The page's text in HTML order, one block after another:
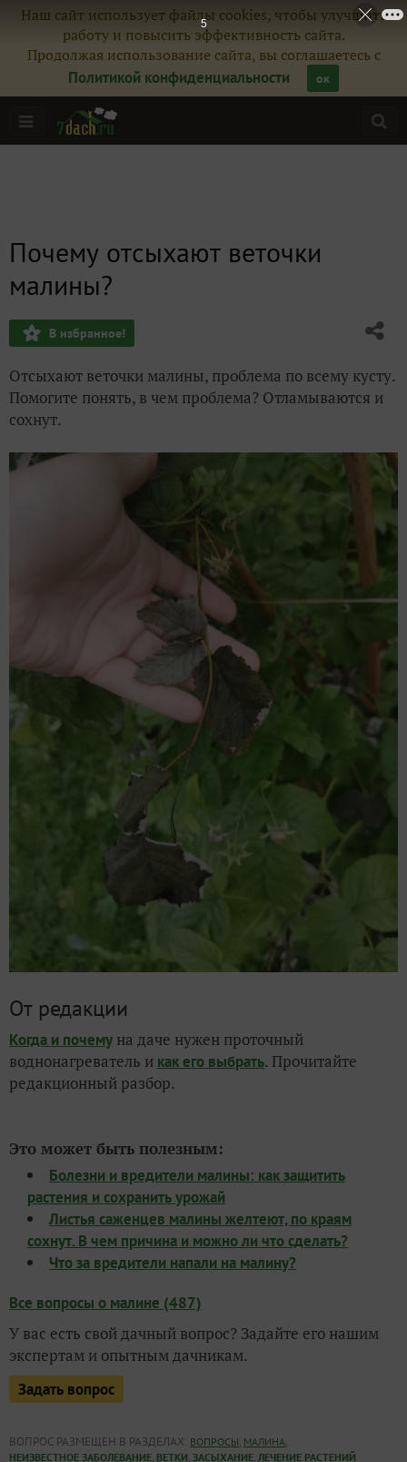
Наш сайт использует файлы cookies, чтобы улучшить
работу и повысить эффективность сайта.
Продолжая использование сайта, вы соглашаетесь с
Политикой конфиденциальности
ок
Почему отсыхают веточки
малины?
В избранное!
Отсыхают веточки малины, проблема по всему кусту.
Помогите понять, в чем проблема? Отламываются и
сохнут.
От редакции
Когда и почему на даче нужен проточный
воднонагреватель и как его выбрать. Прочитайте
редакционный разбор.
Это может быть полезным:
Болезни и вредители малины: как защитить
растения и сохранить урожай
Листья саженцев малины желтеют, по краям
сохнут. В чем причина и можно ли что сделать?
Что за вредители напали на малину?
Все вопросы о малине (487)
У вас есть свой дачный вопрос? Задайте его нашим
экспертам и опытным дачникам.
Задать вопрос
ВОПРОС РАЗМЕЩЕН В РАЗДЕЛАХ: ВОПРОСЫ, МАЛИНА,
НЕИЗВЕСТНОЕ ЗАБОЛЕВАНИЕ, ВЕТКИ, ЗАСЫХАНИЕ, ЛЕЧЕНИЕ РАСТЕНИЙ
5